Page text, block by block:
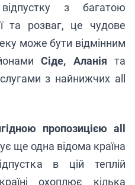
з багатою
та розваг, це чудове
може бути відмінним
Сіде, Аланія
та
з найнижчих all
пропозицією all
ще одна відома країна
в цій теплій
охоплює кілька